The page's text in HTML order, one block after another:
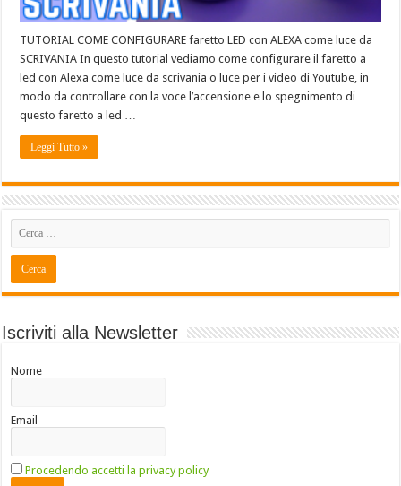
TUTORIAL COME CONFIGURARE faretto LED con ALEXA come luce da
SCRIVANIA In questo tutorial vediamo come configurare il faretto a
led con Alexa come luce da scrivania o luce per i video di Youtube, in
modo da controllare con la voce l’accensione e lo spegnimento di
questo faretto a led …
Leggi Tutto »
Iscriviti alla Newsletter
Nome
Email
Procedendo accetti la privacy policy